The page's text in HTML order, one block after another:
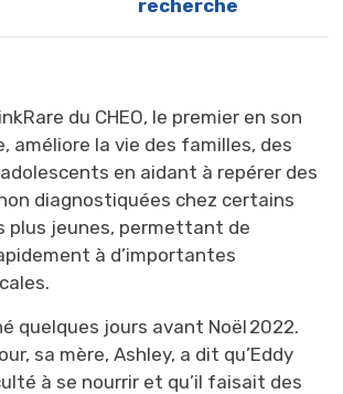
recherche
du CHEO, le premier en son
améliore la vie des familles, des
en aidant à repérer des
diagnostiquées chez certains
plus jeunes, permettant de
à d’importantes
quelques jours avant Noël 2022.
sa mère, Ashley, a dit qu’Eddy
à se nourrir et qu’il faisait des